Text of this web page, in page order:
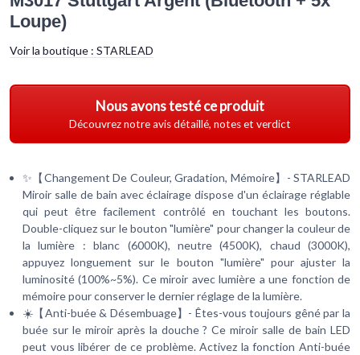
Loupe)
Voir la boutique : STARLEAD
Nous avons testé ce produit
Découvrez notre avis détaillé, notes et verdict
✨【Changement De Couleur, Gradation, Mémoire】- STARLEAD
Miroir salle de bain avec éclairage dispose d'un éclairage réglable
qui peut être facilement contrôlé en touchant les boutons.
Double-cliquez sur le bouton "lumière" pour changer la couleur de
la lumière : blanc (6000K), neutre (4500K), chaud (3000K),
appuyez longuement sur le bouton "lumière" pour ajuster la
luminosité (100%~5%). Ce miroir avec lumière a une fonction de
mémoire pour conserver le dernier réglage de la lumière.
☀️【Anti-buée & Désembuage】- Êtes-vous toujours gêné par la
buée sur le miroir après la douche ? Ce miroir salle de bain LED
peut vous libérer de ce problème. Activez la fonction Anti-buée